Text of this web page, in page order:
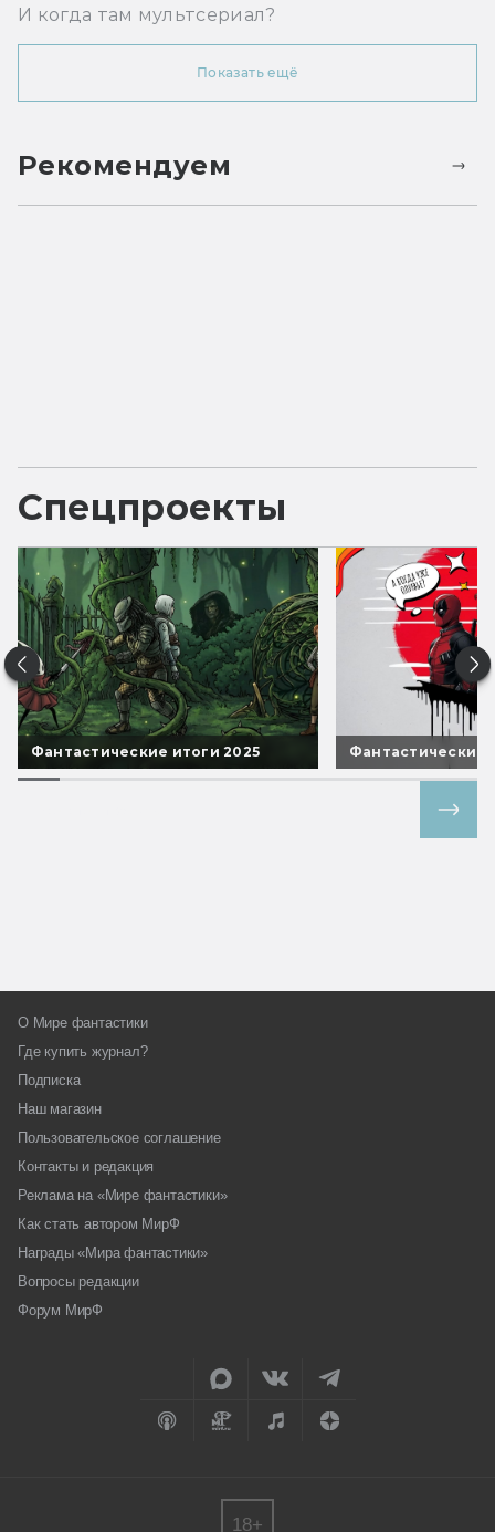
И когда там мультсериал?
Показать ещё
Рекомендуем
Спецпроекты
Фантастические итоги 2025 Фантастические
О Мире фантастики
Где купить журнал?
Подписка
Наш магазин
Пользовательское соглашение
Контакты и редакция
Реклама на «Мире фантастики»
Как стать автором МирФ
Награды «Мира фантастики»
Вопросы редакции
Форум МирФ
18+